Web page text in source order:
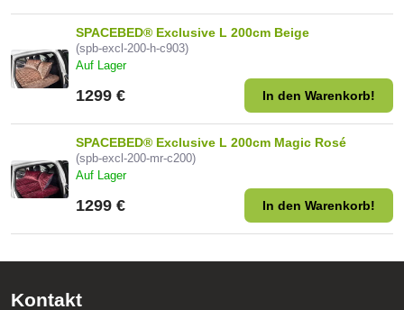
SPACEBED® Exclusive L 200cm Beige
(spb-excl-200-h-c903)
Auf Lager
1299 € In den Warenkorb!
SPACEBED® Exclusive L 200cm Magic Rosé
(spb-excl-200-mr-c200)
Auf Lager
1299 € In den Warenkorb!
Kontakt